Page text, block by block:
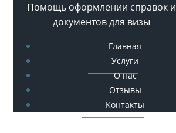
Помощь оформлении справок и
документов для визы
Главная
Услуги
О нас
Отзывы
Контакты